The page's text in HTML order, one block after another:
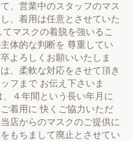
、営業中のスタッフのマス
、着用は任意とさせていた
マスクの着脱を強いるこ
体的な判断を 尊重してい
よろしくお願いいたしま
、柔軟な対応をさせて頂き
フまで お伝え下さいま
４年間という長い年月に
着用に 快くご協力いただ
店からのマスクのご提供に
もちまして廃止とさせてい